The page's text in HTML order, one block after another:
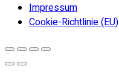
Impressum
Cookie-Richtlinie (EU)
Go
to